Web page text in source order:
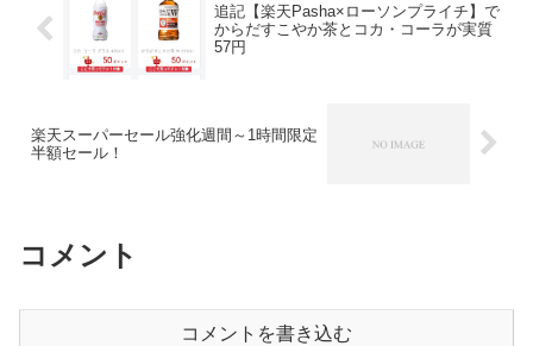
追記【楽天Pasha×ローソンプライチ】で
からだすこやか茶とコカ・コーラが実質
57円
楽天スーパーセール強化週間～1時間限定
半額セール！
コメント
コメントを書き込む